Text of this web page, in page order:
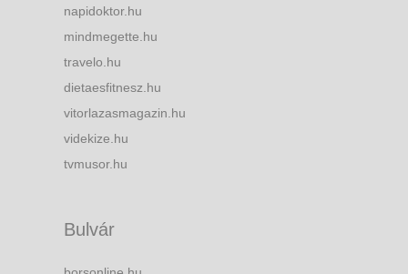
napidoktor.hu
mindmegette.hu
travelo.hu
dietaesfitnesz.hu
vitorlazasmagazin.hu
videkize.hu
tvmusor.hu
Bulvár